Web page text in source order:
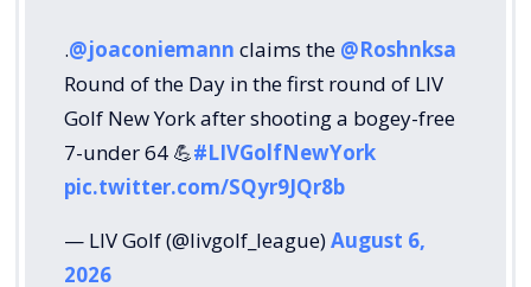
.@joaconiemann claims the @Roshnksa
Round of the Day in the first round of LIV
Golf New York after shooting a bogey-free
7-under 64 💪#LIVGolfNewYork
pic.twitter.com/SQyr9JQr8b
— LIV Golf (@livgolf_league)August 6,
2026